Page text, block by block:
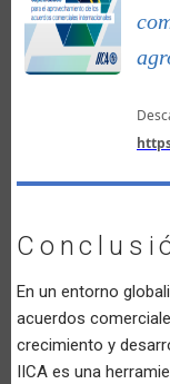
En un entorno
acuerdos
crecimiento y
IICA es una